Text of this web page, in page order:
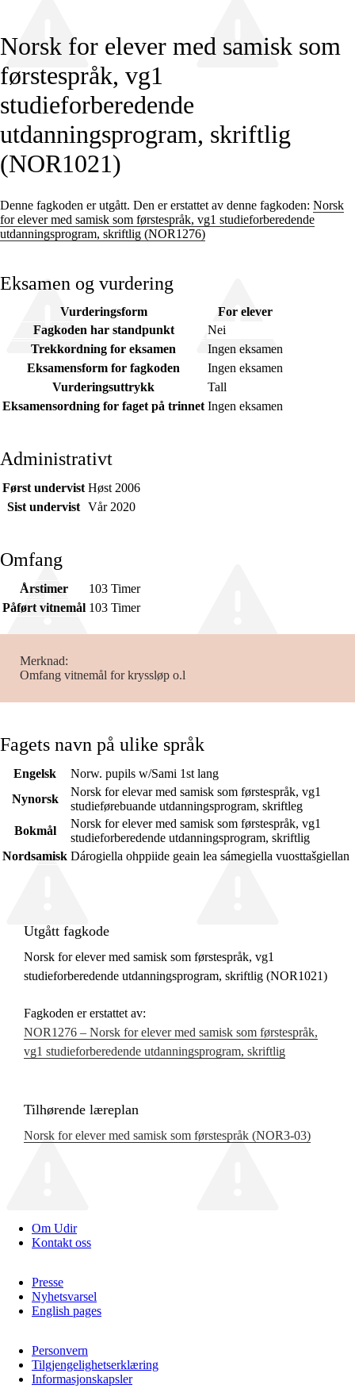
Norsk for elever med samisk som
førstespråk, vg1
studieforberedende
utdanningsprogram, skriftlig
(NOR1021)
Denne fagkoden er utgått. Den er erstattet av denne fagkoden: Norsk
for elever med samisk som førstespråk, vg1 studieforberedende
utdanningsprogram, skriftlig (NOR1276)
Eksamen og vurdering
Vurderingsform
For elever
Fagkoden har standpunkt
Nei
Trekkordning for eksamen
Ingen eksamen
Eksamensform for fagkoden
Ingen eksamen
Vurderingsuttrykk
Tall
Eksamensordning for faget på trinnet Ingen eksamen
Administrativt
Først undervist Høst 2006
Sist undervist Vår 2020
Omfang
Årstimer
103 Timer
Påført vitnemål 103 Timer
Merknad
Omfang vitnemål for kryssløp o.l
Fagets navn på ulike språk
Engelsk
Norw. pupils w/Sami 1st lang
Nynorsk
Norsk for elevar med samisk som førstespråk, vg1
studieførebuande utdanningsprogram, skriftleg
Bokmål
Norsk for elever med samisk som førstespråk, vg1
studieforberedende utdanningsprogram, skriftlig
Nordsamisk Dárogiella ohppiide geain lea sámegiella vuosttašgiellan
Utgått fagkode
Norsk for elever med samisk som førstespråk, vg1
studieforberedende utdanningsprogram, skriftlig (NOR1021)
Fagkoden er erstattet av:
NOR1276 – Norsk for elever med samisk som førstespråk,
vg1 studieforberedende utdanningsprogram, skriftlig
Tilhørende læreplan
Norsk for elever med samisk som førstespråk (NOR3‑03)
Om Udir
Kontakt oss
Presse
Nyhetsvarsel
English pages
Personvern
Tilgjengelighetserklæring
Informasjonskapsler